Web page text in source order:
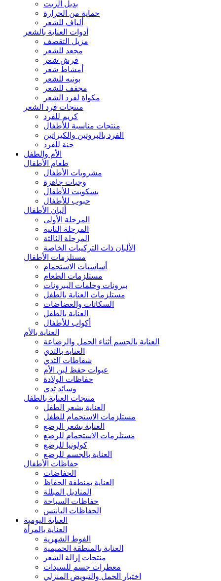
بديل الزيت
حماية من الحرارة
ألياف للشعر
أدوات العناية بالشعر
مزيل التقصف
مجعد للشعر
فرش شعر
أمشاط شعر
بونيه للشعر
مجفف للشعر
مكواة لفرد الشعر
منتجات فرد الشعر
كريم للفرد
منتجات مناسبة للأطفال
الفرد بالبروتين والكيراتين
حنة للفرد
الأم والطفل
طعام الأطفال
مشروبات الأطفال
وجبات جاهزة
بسكويت للأطفال
حبوب للأطفال
ألبان الأطفال
المرحلة الأولى
المرحلة الثانية
المرحلة الثالثة
الألبان ذات التركيبات الخاصة
مستلزمات الأطفال
أساسيات الاستحمام
مستلزمات الطعام
ببرونات وحلمات الببرونات
مستلزمات العناية بالطفل
السكاتات والعضاضات
العناية بالطفل
أكواب للأطفال
العناية بالأم
العناية بالجسم أثناء الحمل والرضاعة
العناية بالثدي
شفاطات الثدي
عبوات حفظ لبن الأم
حفاظات الولادة
وسائد ثدي
منتجات العناية بالطفل
العناية بشعر الطفل
مستلزمات الاستحمام للطفل
العناية بشعر الرضع
مستلزمات الاستحمام للرضع
كولونيا للرضع
العناية بالجسم للرضع
حفاظات الأطفال
الحفاضات
العناية بمنطقة الحفاظ
المناديل المبللة
حفاظات السباحة
الحفاظات البانتس
العناية اليومية
العناية بالمرأة
الفوط الشهرية
العناية بالمنطقة الحميمية
منتجات إزالة الشعر
معطرات جسم للسيدات
اختبار الحمل والتبويض المنزلي